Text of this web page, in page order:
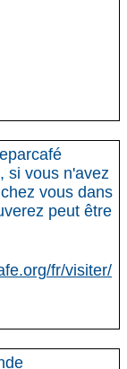
si vous n'avez
vous dans
peut être
fr/visiter/